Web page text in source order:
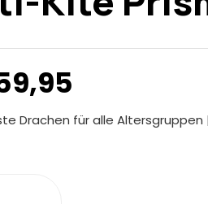
ist:
Drachen für alle Altersgruppen |